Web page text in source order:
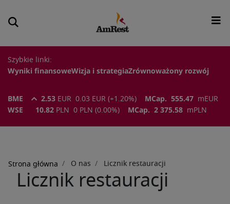
Szybkie linki:
Wyniki finansoweWizja i strategiaZrównoważony rozwój
BME 2.53 EUR 0.03 EUR (+1.20%) MCap. 555.47 m EUR
WSE
10.82 PLN 0 PLN (0.00%) MCap. 2 375.58 m PLN
Ścieżka
nawigacyjna
Strona główna O nas Licznik restauracji
Licznik restauracji